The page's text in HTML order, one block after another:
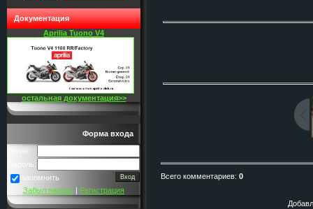
Документация
Aprilia Tuono V4
остальная документация>>
Форма входа
Логин:
Пароль:
запомнить
Забыл пароль | Регистрация
Всего комментариев: 0